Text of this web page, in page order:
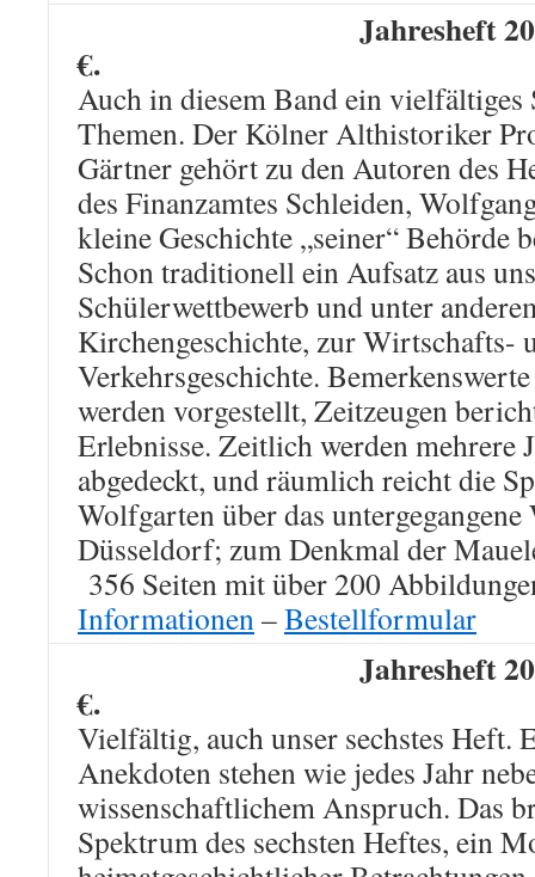
Jahresheft
€.
Auch in diesem Band ein vielfältiges
Themen. Der Kölner Althistoriker
Gärtner gehört zu den Autoren des
des Finanzamtes Schleiden,
kleine Geschichte „seiner“ Behörde
Schon traditionell ein Aufsatz aus
Schülerwettbewerb und unter
Kirchengeschichte, zur Wirtschafts-
Verkehrsgeschichte.
werden vorgestellt, Zeitzeugen
Erlebnisse. Zeitlich werden mehrere
abgedeckt, und räumlich reicht die
Wolfgarten über das
Düsseldorf; zum Denkmal der
356 Seiten mit über 200
Informationen–Bestellformular
Jahresheft
€.
Vielfältig, auch unser sechstes Heft.
Anekdoten stehen wie jedes Jahr
wissenschaftlichem Anspruch. Das
Spektrum des sechsten Heftes, ein